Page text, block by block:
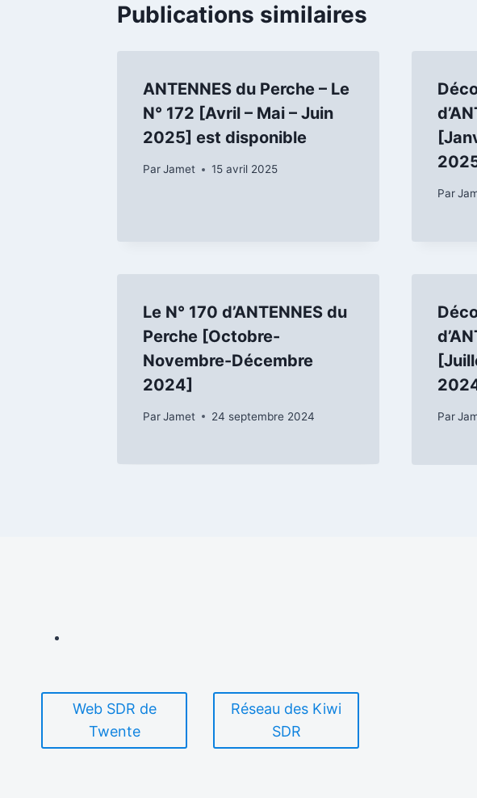
Publications similaires
ANTENNES du Perche – Le
N° 172 [Avril – Mai – Juin
2025] est disponible
ParJamet 15 avril 2025
Par
Le N° 170 d’ANTENNES du
Perche [Octobre-
Novembre-Décembre
2024]
ParJamet 24 septembre 2024 Par
Web SDR de
Twente
Réseau des Kiwi
SDR